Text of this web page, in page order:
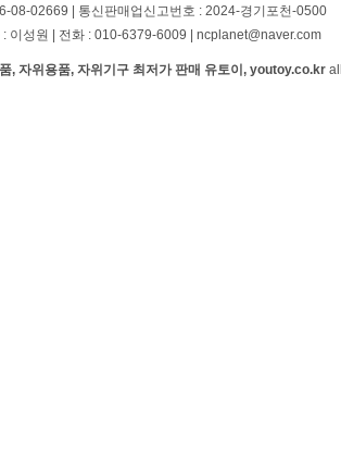
08-02669 | 통신판매업신고번호 : 2024-경기포천-0500
이성원 | 전화 : 010-6379-6009 | ncplanet@naver.com
, 자위용품, 자위기구 최저가 판매 유토이, youtoy.co.kr